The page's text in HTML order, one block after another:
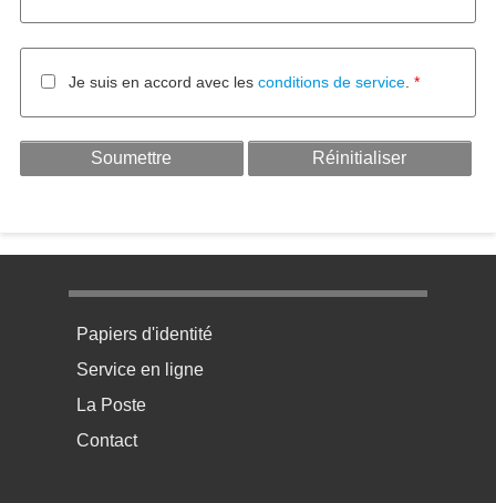
Je suis en accord avec les conditions de service
Menu pratique bas de page 1
Papiers d'identité
Service en ligne
La Poste
Contact